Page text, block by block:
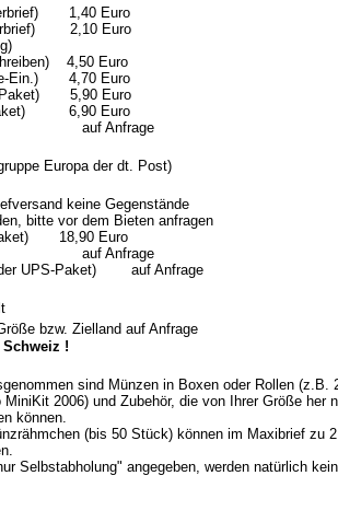
1,40 Euro
2,10 Euro
4,50 Euro
Ein.) 4,70 Euro
Paket) 5,90 Euro
Paket) 6,90 Euro
auf Anfrage
Europa der dt. Post)
keine Gegenstände
bitte vor dem Bieten anfragen
18,90 Euro
auf Anfrage
UPS-Paket) auf Anfrage
bzw. Zielland auf Anfrage
!
sind Münzen in Boxen oder Rollen (z.B.
2006) und Zubehör, die von Ihrer Größe her
können.
(bis 50 Stück) können im Maxibrief zu
Selbstabholung" angegeben, werden natürlich